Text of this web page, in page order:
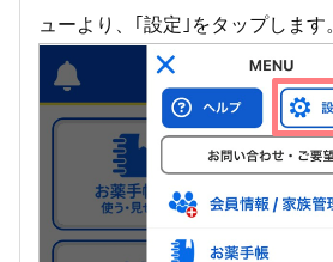
ューより、｢設定｣をタップします。